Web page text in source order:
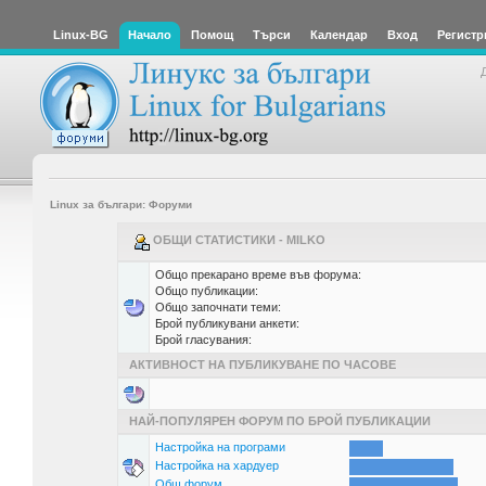
Linux-BG Начало Помощ Търси Календар Вход
Linux за българи: Форуми
ОБЩИ СТАТИСТИКИ - MILKO
Общо прекарано време във форума:
Общо публикации:
Общо започнати теми:
Брой публикувани анкети:
Брой гласувания:
АКТИВНОСТ НА ПУБЛИКУВАНЕ ПО ЧАСОВЕ
НАЙ-ПОПУЛЯРЕН ФОРУМ ПО БРОЙ ПУБЛИКАЦИИ
Настройка на програми
Настройка на хардуер